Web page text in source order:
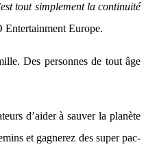
tout simplement la continuité
Europe.
Des personnes de tout âge
d’aider à sauver la planète
et gagnerez des super pac-